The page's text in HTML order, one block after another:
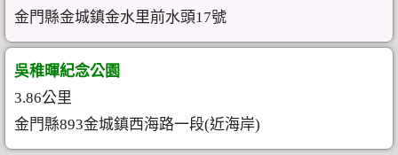
金門縣金城鎮金水里前水頭17號
吳稚暉紀念公園
3.86公里
金門縣893金城鎮西海路一段(近海岸)